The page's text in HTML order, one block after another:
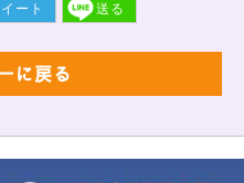
ート 送る
に戻る